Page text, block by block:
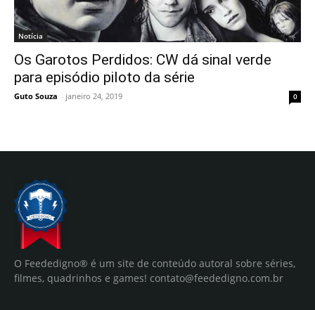
Notícia
Os Garotos Perdidos: CW dá sinal verde
para episódio piloto da série
Guto Souza - janeiro 24, 2019 0
O Feededigno® é um site de conteúdo autoral sobre séries,
filmes, quadrinhos e games! contato@feededigno.com.br